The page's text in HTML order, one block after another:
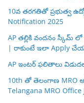
10వ తరగతితో ప్రభుత్వ
Notification 2025
AP తల్లికి వందనం స్కీమ్
| రాకుంటే ఇలా Apply
AP ఇంటర్ ఫలితాలు
10th తో తెలంగాణ MRO
Telangana MRO